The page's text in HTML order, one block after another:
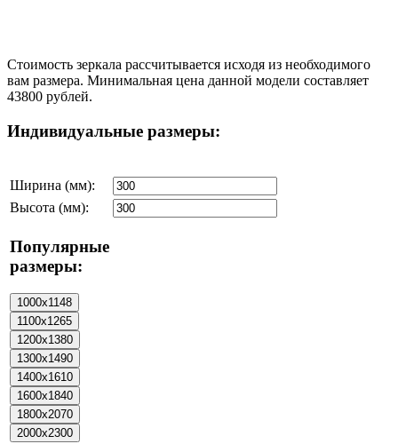
Стоимость зеркала рассчитывается исходя из необходимого
вам размера. Минимальная цена данной модели составляет
43800 рублей.
Индивидуальные размеры:
Ширина (мм):
Высота (мм):
Популярные
размеры: